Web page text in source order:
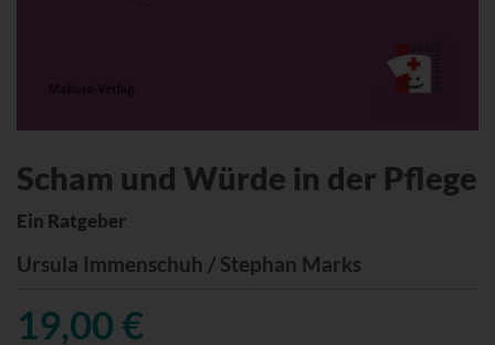
Scham und Würde in der Pflege
Ein Ratgeber
Ursula Immenschuh / Stephan Marks
19,00 €